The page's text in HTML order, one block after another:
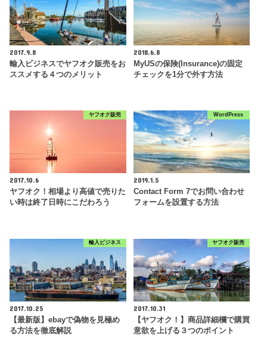
2017.9.8
輸入ビジネスでヤフオク販売をお
ススメする４つのメリット
2018.6.8
MyUSの保険(Insurance)の固定
チェックを1分で外す方法
ヤフオク販売
2017.10.6
ヤフオク！相場より高値で売りた
い時は終了日時にこだわろう
WordPress
2019.1.5
Contact Form 7でお問い合わせ
フォームを設置する方法
輸入ビジネス
2017.10.25
【最新版】ebayで偽物を見極め
る方法を徹底解説
ヤフオク販売
2017.10.31
【ヤフオク！】商品詳細欄で購買
意欲を上げる３つのポイント